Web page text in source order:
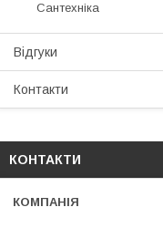
Сантехніка
Відгуки
Контакти
КОНТАКТИ